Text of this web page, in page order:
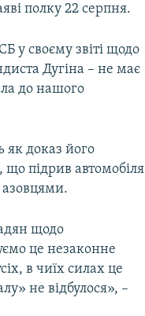
полку 22 серпня.
у своєму звіті щодо
Дугіна – не має
до нашого
як доказ його
що підрив автомобіля
азовцями.
щодо
це незаконне
в чиїх силах це
не відбулося», –